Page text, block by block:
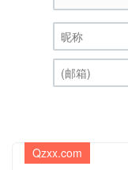
昵称 (必填)
Qzxx.com